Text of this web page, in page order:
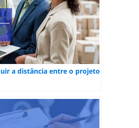
a distância entre o projeto